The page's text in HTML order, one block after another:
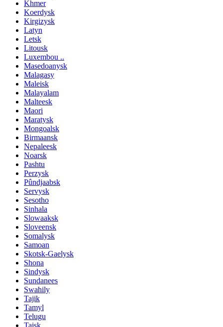
Khmer
Koerdysk
Kirgizysk
Latyn
Letsk
Litousk
Luxembou ..
Masedoanysk
Malagasy
Maleisk
Malayalam
Malteesk
Maori
Maratysk
Mongoalsk
Birmaansk
Nepaleesk
Noarsk
Pashtu
Perzysk
Pûndjaabsk
Servysk
Sesotho
Sinhala
Slowaaksk
Sloveensk
Somalysk
Samoan
Skotsk-Gaelysk
Shona
Sindysk
Sundanees
Swahily
Tajik
Tamyl
Telugu
Taisk